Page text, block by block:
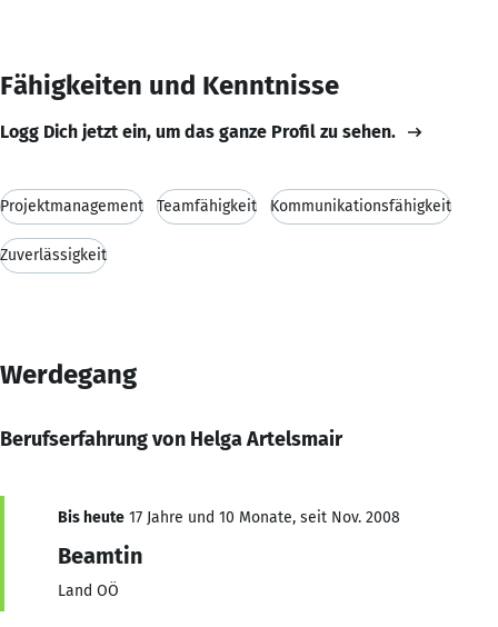
Fähigkeiten und Kenntnisse
Logg Dich jetzt ein, um das ganze Profil zu sehen.
Projektmanagement Teamfähigkeit Kommunikationsfähigkeit
Zuverlässigkeit
Werdegang
Berufserfahrung von Helga Artelsmair
Bis heute 17 Jahre und 10 Monate, seit Nov. 2008
Beamtin
Land OÖ